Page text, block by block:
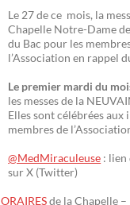
Le 27 de ce mois, la
Chapelle Notre-Dame
du Bac pour les
l’Association en rappel
Le premier mardi du
les messes de la
Elles sont célébrées
membres de
@MedMiraculeuse : lien
sur X (Twitter)
de la Chapelle –